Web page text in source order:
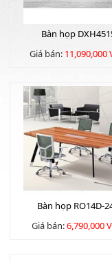
Bàn họp
Giá bán: 11,090,000
Bàn họp RO14D-
Giá bán:6,790,000